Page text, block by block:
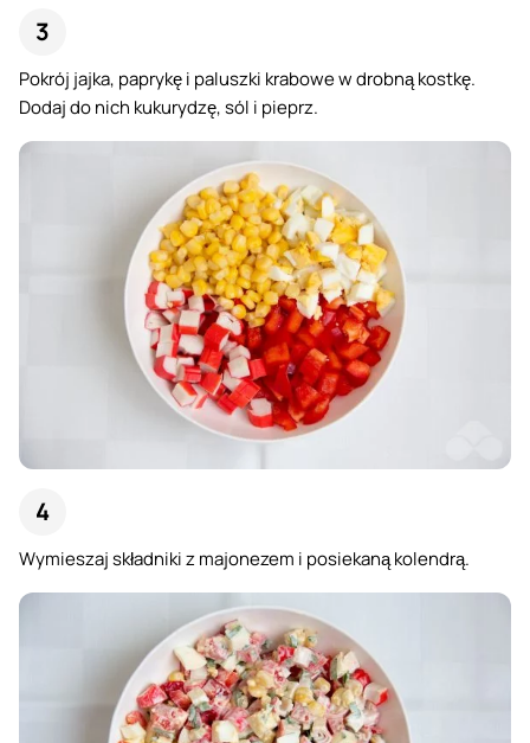
Pokrój jajka, paprykę i paluszki krabowe w drobną kostkę.
Dodaj do nich kukurydzę, sól i pieprz.
Wymieszaj składniki z majonezem i posiekaną kolendrą.